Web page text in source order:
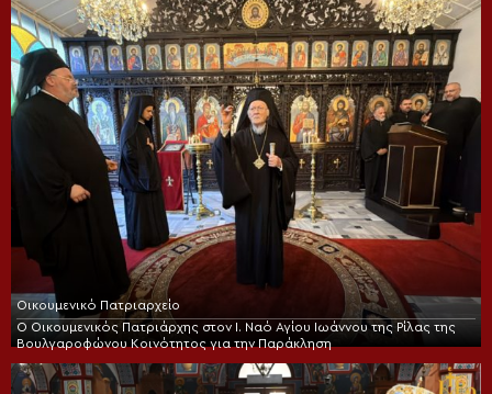
Οικουμενικό Πατριαρχείο
Ο Οικουμενικός Πατριάρχης στον I. Ναό Αγίου Ιωάννου της Ρίλας της
Βουλγαροφώνου Κοινότητος για την Παράκληση